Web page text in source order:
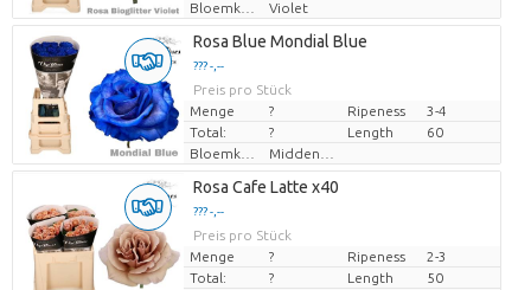
Bloemkleur
Violet
Rosa Blue Mondial Blue
??? -,--
Preis pro Stück
Menge
? Ripeness
3-4
Total:
? Length
60
Bloemkleur
Rosa Cafe Latte x40
??? -,--
Preis pro Stück
Menge
? Ripeness
2-3
Total:
? Length
50